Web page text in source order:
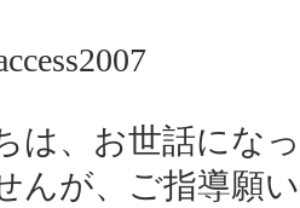
は、お世話にな
んが、ご指導願